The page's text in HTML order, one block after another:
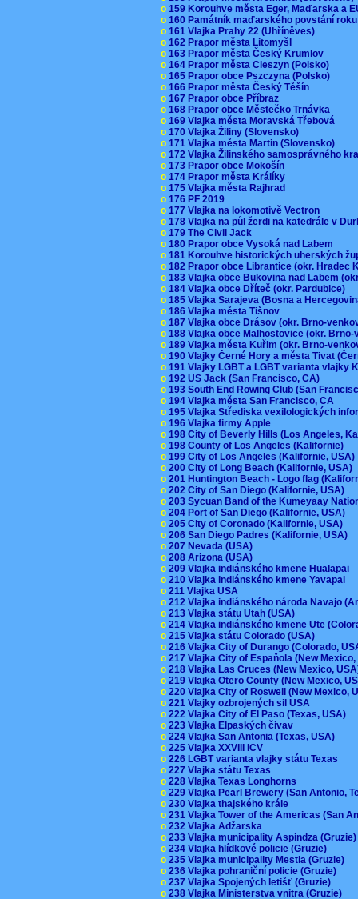
o 159 Korouhve města Eger, Maďarska a
o 160 Památník maďarského povstání
o 161 Vlajka Prahy 22 (Uhříněves)
o 162 Prapor města Litomyšl
o 163 Prapor města Český Krumlov
o 164 Prapor města Cieszyn (Polsko)
o 165 Prapor obce Pszczyna (Polsko)
o 166 Prapor města Český Těšín
o 167 Prapor obce Příbraz
o 168 Prapor obce Městečko Trnávka
o 169 Vlajka města Moravská Třebová
o 170 Vlajka Žiliny (Slovensko)
o 171 Vlajka města Martin (Slovensko)
o 172 Vlajka Žilinského samosprávného
o 173 Prapor obce Mokošín
o 174 Prapor města Králíky
o 175 Vlajka města Rajhrad
o 176 PF 2019
o 177 Vlajka na lokomotivě Vectron
o 178 Vlajka na půl žerdi na katedrále v
o 179 The Civil Jack
o 180 Prapor obce Vysoká nad Labem
o 181 Korouhve historických uherských
o 182 Prapor obce Librantice (okr. Hradec
o 183 Vlajka obce Bukovina nad Labem
o 184 Vlajka obce Dříteč (okr. Pardubice)
o 185 Vlajka Sarajeva (Bosna a
o 186 Vlajka města Tišnov
o 187 Vlajka obce Drásov (okr. Brno-
o 188 Vlajka obce Malhostovice (okr.
o 189 Vlajka města Kuřim (okr. Brno-
o 190 Vlajky Černé Hory a města Tivat
o 191 Vlajky LGBT a LGBT varianta vlajky
o 192 US Jack (San Francisco, CA)
o 193 South End Rowing Club (San
o 194 Vlajka města San Francisco, CA
o 195 Vlajka Střediska vexilologických
o 196 Vlajka firmy Apple
o 198 City of Beverly Hills (Los Angeles,
o 198 County of Los Angeles (Kalifornie)
o 199 City of Los Angeles (Kalifornie,
o 200 City of Long Beach (Kalifornie, USA)
o 201 Huntington Beach - Logo flag
o 202 City of San Diego (Kalifornie, USA)
o 203 Sycuan Band of the Kumeyaay
o 204 Port of San Diego (Kalifornie, USA)
o 205 City of Coronado (Kalifornie, USA)
o 206 San Diego Padres (Kalifornie, USA)
o 207 Nevada (USA)
o 208 Arizona (USA)
o 209 Vlajka indiánského kmene Hualapai
o 210 Vlajka indiánského kmene Yavapai
o 211 Vlajka USA
o 212 Vlajka indiánského národa Navajo
o 213 Vlajka státu Utah (USA)
o 214 Vlajka indiánského kmene Ute
o 215 Vlajka státu Colorado (USA)
o 216 Vlajka City of Durango (Colorado,
o 217 Vlajka City of Espaňola (New
o 218 Vlajka Las Cruces (New Mexico,
o 219 Vlajka Otero County (New Mexico,
o 220 Vlajka City of Roswell (New Mexico,
o 221 Vlajky ozbrojených sil USA
o 222 Vlajka City of El Paso (Texas, USA)
o 223 Vlajka Elpaských čivav
o 224 Vlajka San Antonia (Texas, USA)
o 225 Vlajka XXVIII ICV
o 226 LGBT varianta vlajky státu Texas
o 227 Vlajka státu Texas
o 228 Vlajka Texas Longhorns
o 229 Vlajka Pearl Brewery (San Antonio,
o 230 Vlajka thajského krále
o 231 Vlajka Tower of the Americas (San
o 232 Vlajka Adžarska
o 233 Vlajka municipality Aspindza
o 234 Vlajka hlídkové policie (Gruzie)
o 235 Vlajka municipality Mestia (Gruzie)
o 236 Vlajka pohraniční policie (Gruzie)
o 237 Vlajka Spojených letišť (Gruzie)
o 238 Vlajka Ministerstva vnitra (Gruzie)